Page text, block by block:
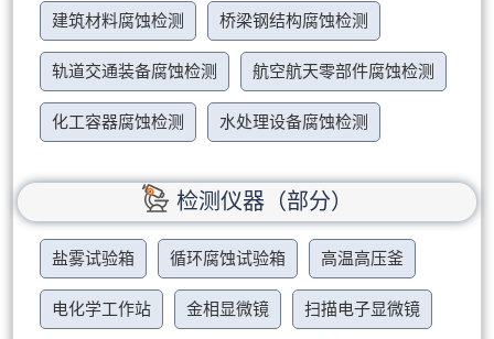
建筑材料腐蚀检测 桥梁钢结构腐蚀检测
轨道交通装备腐蚀检测 航空航天零部件腐蚀检测
化工容器腐蚀检测 水处理设备腐蚀检测
检测仪器（部分）
盐雾试验箱 循环腐蚀试验箱 高温高压釜
电化学工作站 金相显微镜 扫描电子显微镜